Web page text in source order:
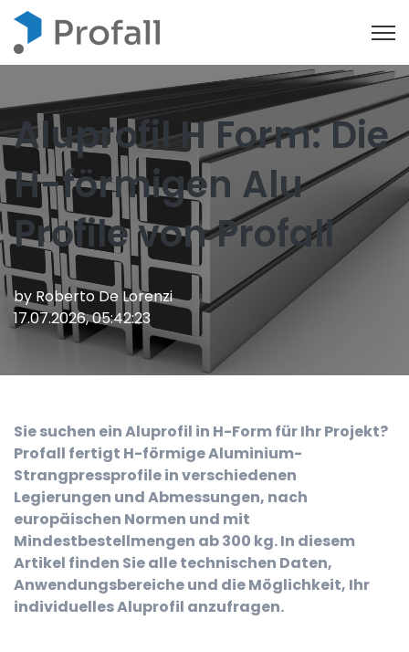
Aluprofil H Form: Die
H-förmigen Alu
Profile von Profall
by Roberto De Lorenzi
17.07.2026, 05:42:23
Sie suchen ein Aluprofil in H-Form für Ihr Projekt?
Profall fertigt H-förmige Aluminium-
Strangpressprofile in verschiedenen
Legierungen und Abmessungen, nach
europäischen Normen und mit
Mindestbestellmengen ab 300 kg. In diesem
Artikel finden Sie alle technischen Daten,
Anwendungsbereiche und die Möglichkeit, Ihr
individuelles Aluprofil anzufragen.